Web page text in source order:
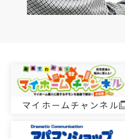
マイホームチャンネル